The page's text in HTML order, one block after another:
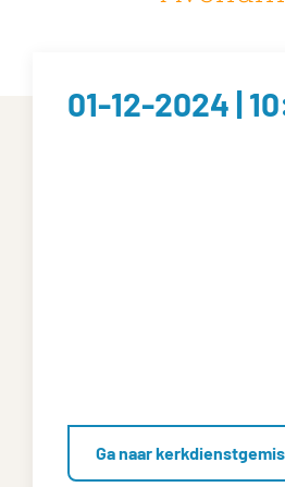
01-12-2024 |
Ga naar